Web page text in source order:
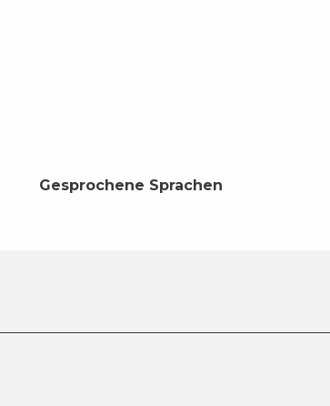
Gesprochene Sprachen
Gesprochene Sprachen